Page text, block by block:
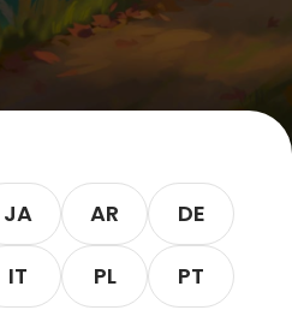
to
linkedin
JA AR DE
IT PL PT